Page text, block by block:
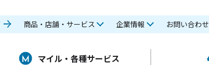
商品・店舗・サービス 企業情報 お問い合わせ
マイル・各種サービス